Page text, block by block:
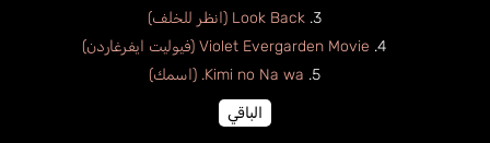
Look Back (انظر للخلف)
Violet Evergarden Movie (فيوليت ايفرغاردن)
Kimi no Na wa. (اسمك)
الباقي